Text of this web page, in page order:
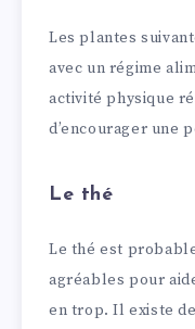
Les plantes
avec un régime
activité physique
d’encourager une
Le thé
Le thé est
agréables pour
en trop. Il existe